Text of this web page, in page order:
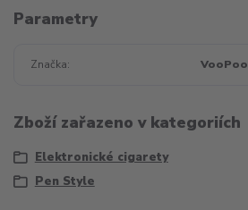
Parametry
Značka VooPoo
Zboží zařazeno v kategoriích
Elektronické cigarety
Pen Style